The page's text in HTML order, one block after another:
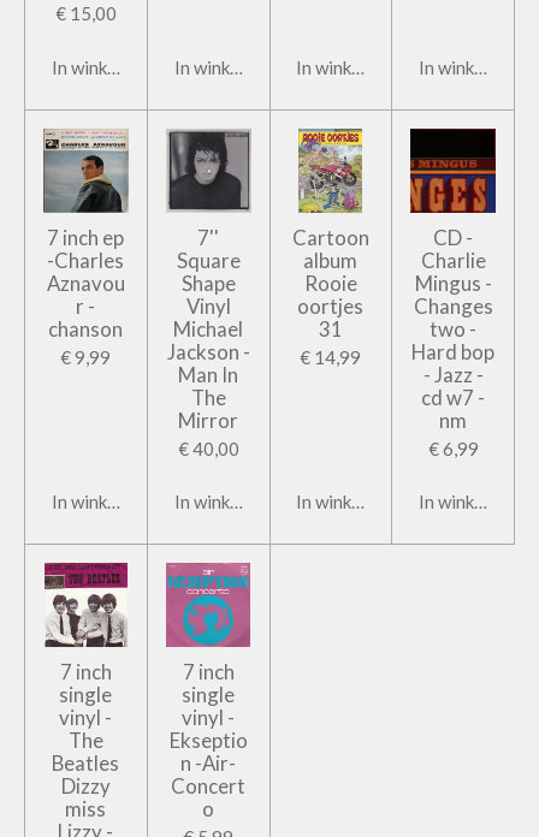
€ 15,00
In winkelwagen In winkelwagen In winkelwagen In
7 inch ep
-Charles
Aznavou
r -
chanson
€ 9,99
In winkelwagen
7''
Square
Shape
Vinyl
Michael
Jackson -
Man In
The
Mirror
€ 40,00
In winkelwagen
Cartoon
album
Rooie
oortjes
31
€ 14,99
In winkelwagen
CD -
Charlie
Mingus -
Changes
two -
Hard bop
- Jazz -
cd w7 -
nm
€ 6,99
In
7 inch
single
vinyl -
The
Beatles
Dizzy
miss
Lizzy -
7 inch
single
vinyl -
Ekseptio
n -Air-
Concert
o